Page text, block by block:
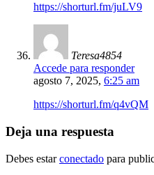
https://shorturl.fm/juLV9
Teresa4854
Accede para responder
agosto 7, 2025, 6:25 am
https://shorturl.fm/q4vQM
Deja una respuesta
Debes estarconectado para